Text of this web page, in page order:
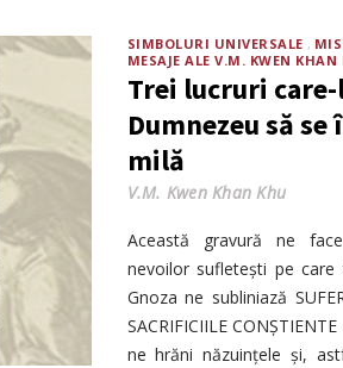
SIMBOLURI UNIVERSALE
MESAJE ALE V.M. KWEN KHAN
Trei lucruri
Dumnezeu să
milă
V.M. Kwen Khan Khu
Această gravură ne
nevoilor sufletești pe
Gnoza ne subliniază
SACRIFICIILE
ne hrăni năzuințele și,